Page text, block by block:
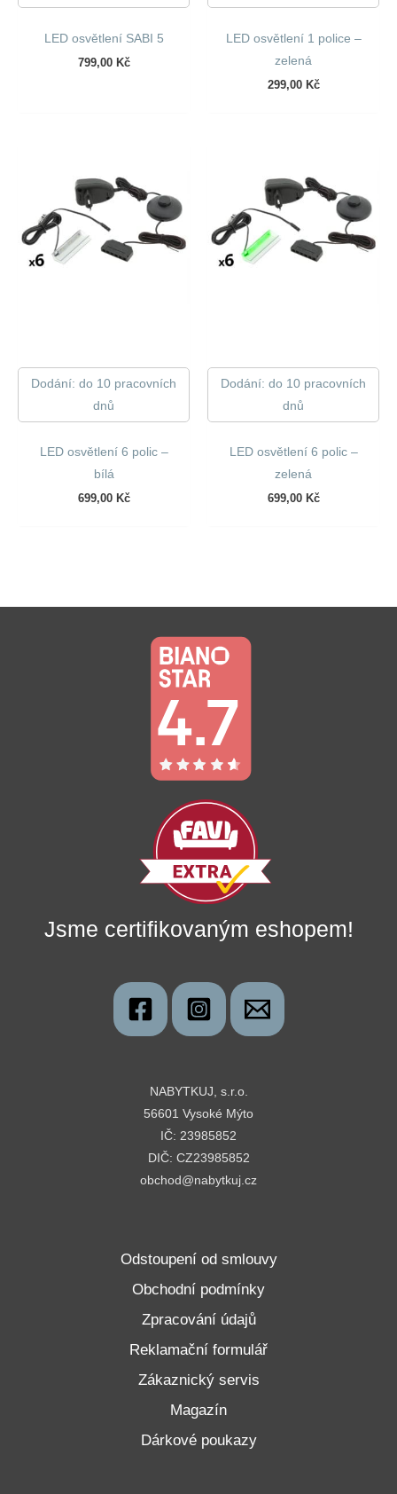
LED osvětlení SABI 5
799,00 Kč
LED osvětlení 1 police –
zelená
299,00 Kč
Dodání: do 10 pracovních
dnů
LED osvětlení 6 polic –
bílá
699,00 Kč
Dodání: do 10 pracovních
dnů
LED osvětlení 6 polic –
zelená
699,00 Kč
Jsme certifikovaným eshopem!
NABYTKUJ, s.r.o.
56601 Vysoké Mýto
IČ: 23985852
DIČ: CZ23985852
obchod@nabytkuj.cz
Odstoupení od smlouvy
Obchodní podmínky
Zpracování údajů
Reklamační formulář
Zákaznický servis
Magazín
Dárkové poukazy